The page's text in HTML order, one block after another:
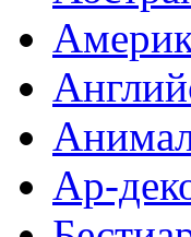
Ар-